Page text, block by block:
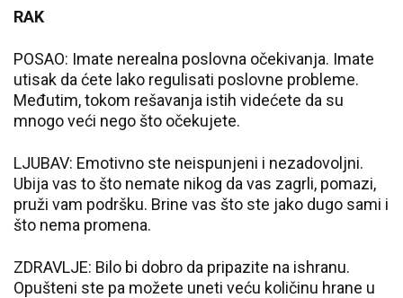
RAK
POSAO: Imate nerealna poslovna očekivanja. Imate
utisak da ćete lako regulisati poslovne probleme.
Međutim, tokom rešavanja istih videćete da su
mnogo veći nego što očekujete.
LJUBAV: Emotivno ste neispunjeni i nezadovoljni.
Ubija vas to što nemate nikog da vas zagrli, pomazi,
pruži vam podršku. Brine vas što ste jako dugo sami i
što nema promena.
ZDRAVLJE: Bilo bi dobro da pripazite na ishranu.
Opušteni ste pa možete uneti veću količinu hrane u